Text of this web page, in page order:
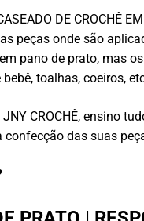
DE CROCHÊ
peças onde são
pano de prato, mas
toalhas, coeiros,
CROCHÊ, ensino
das suas